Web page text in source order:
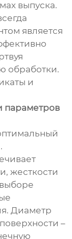
выпуска.
является
обработки.
и
параметров
жесткости
Диаметр
–